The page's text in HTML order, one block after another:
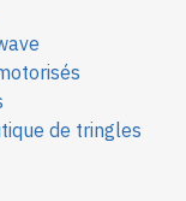
de tringles